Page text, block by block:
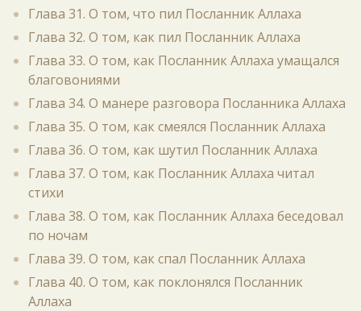
Глава 31. О том, что пил Посланник Аллаха
Глава 32. О том, как пил Посланник Аллаха
Глава 33. О том, как Посланник Аллаха умащался
благовониями
Глава 34. О манере разговора Посланника Аллаха
Глава 35. О том, как смеялся Посланник Аллаха
Глава 36. О том, как шутил Посланник Аллаха
Глава 37. О том, как Посланник Аллаха читал
стихи
Глава 38. О том, как Посланник Аллаха беседовал
по ночам
Глава 39. О том, как спал Посланник Аллаха
Глава 40. О том, как поклонялся Посланник
Аллаха